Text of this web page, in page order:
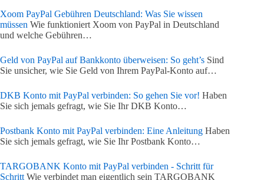
Xoom PayPal Gebühren Deutschland: Was Sie wissen
müssen Wie funktioniert Xoom von PayPal in Deutschland
und welche Gebühren…
Geld von PayPal auf Bankkonto überweisen: So geht’s Sind
Sie unsicher, wie Sie Geld von Ihrem PayPal-Konto auf…
DKB Konto mit PayPal verbinden: So gehen Sie vor! Haben
Sie sich jemals gefragt, wie Sie Ihr DKB Konto…
Postbank Konto mit PayPal verbinden: Eine Anleitung Haben
Sie sich jemals gefragt, wie Sie Ihr Postbank Konto…
TARGOBANK Konto mit PayPal verbinden - Schritt für
Schritt Wie verbindet man eigentlich sein TARGOBANK